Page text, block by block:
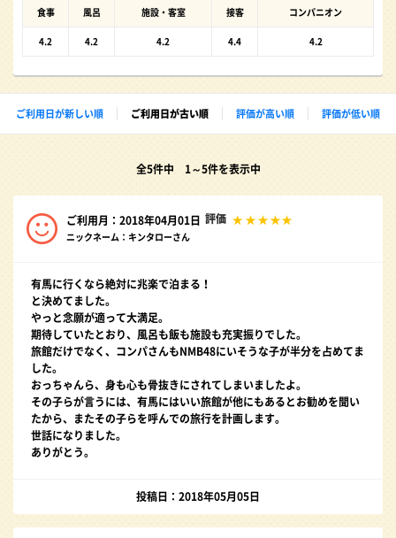
食事 風呂 施設・客室 接客 コンパニオン
4.2 4.2 4.2 4.4 4.2
ご利用日が新しい順 ご利用日が古い順 評価が高い順 評価が低い順
全5件中 1～5件を表示中
ご利用月：2018年04月01日 評価
ニックネーム：キンタローさん
有馬に行くなら絶対に兆楽で泊まる！
と決めてました。
やっと念願が適って大満足。
期待していたとおり、風呂も飯も施設も充実振りでした。
旅館だけでなく、コンパさんもNMB48にいそうな子が半分を占めてま
した。
おっちゃんら、身も心も骨抜きにされてしまいましたよ。
その子らが言うには、有馬にはいい旅館が他にもあるとお勧めを聞い
たから、またその子らを呼んでの旅行を計画します。
世話になりました。
ありがとう。
投稿日：2018年05月05日